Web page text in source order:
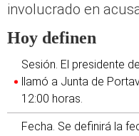
involucrado en
Hoy definen
Sesión. El presidente
llamó a Junta de
12:00 horas.
Fecha. Se definirá la